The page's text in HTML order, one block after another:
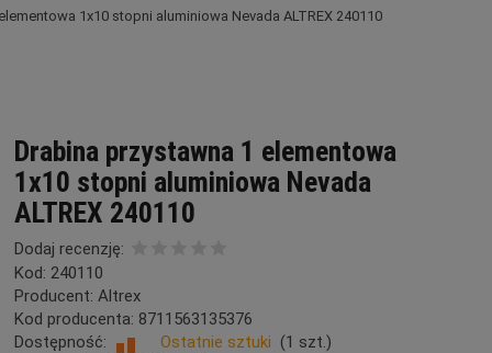
1x10 stopni aluminiowa Nevada ALTREX 240110
Drabina przystawna 1 elementowa
1x10 stopni aluminiowa Nevada
ALTREX 240110
Dodaj recenzję:
Kod: 240110
Producent: Altrex
Kod producenta: 8711563135376
Dostępność:
Ostatnie sztuki (1 szt.)